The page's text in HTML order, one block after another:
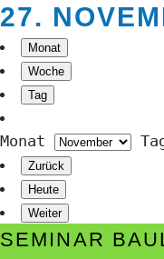
27.
Monat
Woche
Tag
Monat
Zurück
Heute
Weiter
Seminar
SEMINAR